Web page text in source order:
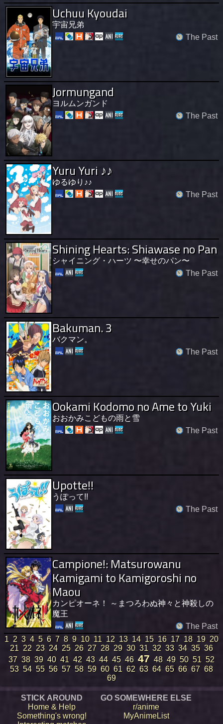
Uchuu Kyoudai
宇宙兄弟
The Past
Jormungand
ヨルムンガンド
The Past
Yuru Yuri ♪♪
ゆるゆり♪♪
The Past
Shining Hearts: Shiawase no Pan
シャイニング・ハーツ 〜幸せのパン〜
The Past
Bakuman. 3
バクマン。
The Past
Ookami Kodomo no Ame to Yuki
おおかみこどもの雨と雪
The Past
Upotte!!
うぽって!!
The Past
Campione!: Matsurowanu
Kamigami to Kamigoroshi no
Maou
カンピオーネ！ ～まつろわぬ神々と神殺しの
魔王
The Past
1 2 3 4 5 6 7 8 9 10 11 12 13 14 15 16 17 18 19 20
21 22 23 24 25 26 27 28 29 30 31 32 33 34 35 36
37 38 39 40 41 42 43 44 45 46 47 48 49 50 51 52
53 54 55 56 57 58 59 60 61 62 63 64 65 66 67 68
69
STICK AROUND
Home & Help
Something's wrong!
GO SOMEWHERE ELSE
r/anime
MyAnimeList